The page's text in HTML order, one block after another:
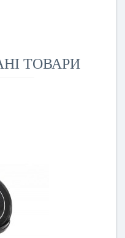
ТОВАРИ